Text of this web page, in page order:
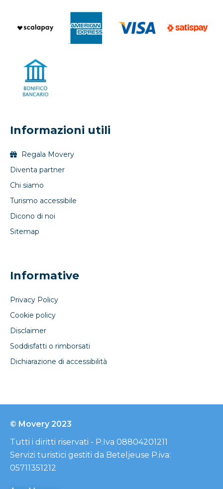
Informazioni utili
Regala Movery
Diventa partner
Chi siamo
Turismo accessibile
Dicono di noi
Sitemap
Informative
Privacy Policy
Cookie policy
Disclaimer
Soddisfatti o rimborsati
Dichiarazione di accessibilità
© Movery 2023
Tutti i diritti riservati - P.Iva 08804201211
Servizi turistici gestiti da Beteljeuse P.iva:
05711351212